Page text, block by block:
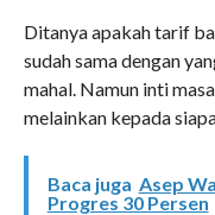
Ditanya apakah tarif
sudah sama dengan
mahal. Namun inti
melainkan kepada
Baca juga Asep
Progres 30 Persen